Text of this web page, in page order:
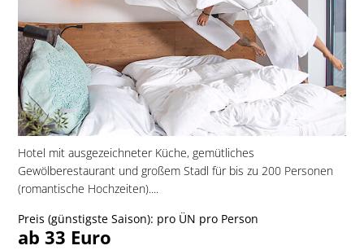
Hotel mit ausgezeichneter Küche, gemütliches
Gewölberestaurant und großem Stadl für bis zu 200 Personen
(romantische Hochzeiten)....
Preis (günstigste Saison): pro ÜN pro Person
ab 33 Euro